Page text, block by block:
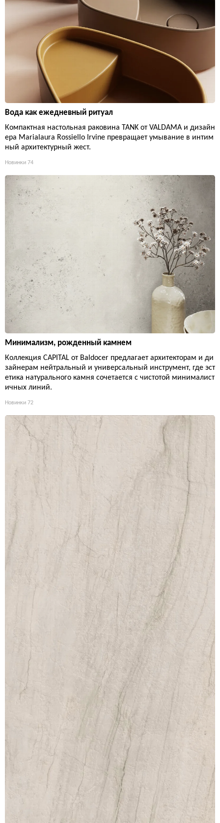
Вода как ежедневный ритуал
Компактная настольная раковина TANK от VALDAMA и дизайн
ера Marialaura Rossiello Irvine превращает умывание в интим
ный архитектурный жест.
Новинки 74
Минимализм, рожденный камнем
Коллекция CAPITAL от Baldocer предлагает архитекторам и ди
зайнерам нейтральный и универсальный инструмент, где эст
етика натурального камня сочетается с чистотой минималист
ичных линий.
Новинки 72